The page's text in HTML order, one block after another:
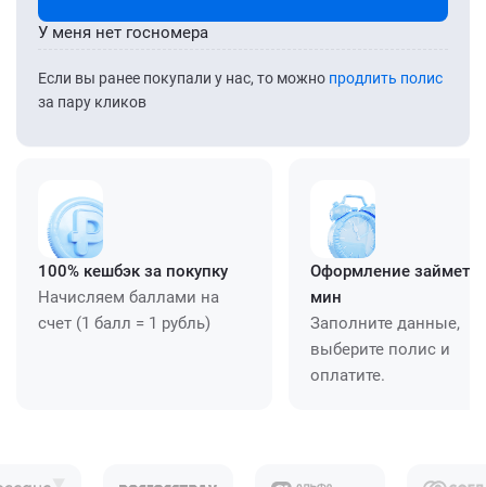
Если вы ранее покупали у нас, то можно продлить полис
за пару кликов
У меня нет госномера
100% кешбэк за покупку
Начисляем баллами на
счет (1 балл = 1 рубль)
Оформление займет
мин
Заполните данные,
выберите полис и
оплатите.